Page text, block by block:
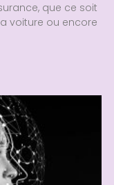
que ce soit
voiture ou encore